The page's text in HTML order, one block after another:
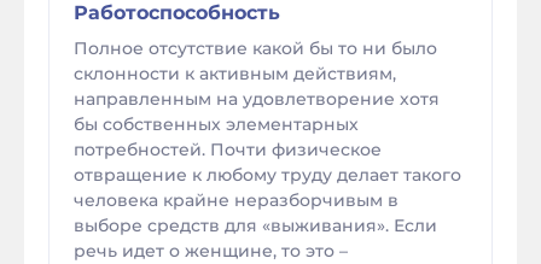
Работоспособность
Полное отсутствие какой бы то ни было
склонности к активным действиям,
направленным на удовлетворение хотя
бы собственных элементарных
потребностей. Почти физическое
отвращение к любому труду делает такого
человека крайне неразборчивым в
выборе средств для «выживания». Если
речь идет о женщине, то это –